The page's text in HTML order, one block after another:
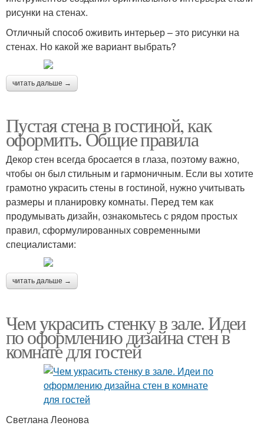
рисунки на стенах.
Отличный способ оживить интерьер – это рисунки на
стенах. Но какой же вариант выбрать?
читать дальше →
Пустая стена в гостиной, как
оформить. Общие правила
Декор стен всегда бросается в глаза, поэтому важно,
чтобы он был стильным и гармоничным. Если вы хотите
грамотно украсить стены в гостиной, нужно учитывать
размеры и планировку комнаты. Перед тем как
продумывать дизайн, ознакомьтесь с рядом простых
правил, сформулированных современными
специалистами:
читать дальше →
Чем украсить стенку в зале. Идеи
по оформлению дизайна стен в
комнате для гостей
Светлана Леонова